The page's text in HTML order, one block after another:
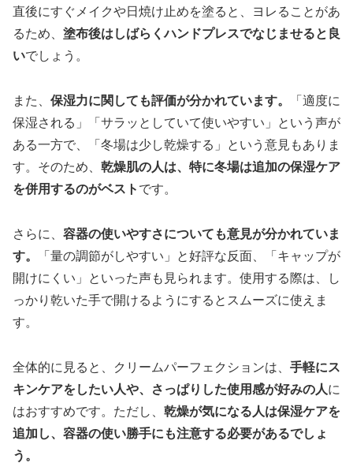
直後にすぐメイクや日焼け止めを塗ると、ヨレることがあ
るため、 塗布後はしばらくハンドプレスでなじませると良
いでしょう。
また、 保湿力に関しても評価が分かれています。
「適度に
保湿される」「サラッとしていて使いやすい」という声が
ある一方で、「冬場は少し乾燥する」という意見もありま
す。そのため、 乾燥肌の人は、特に冬場は追加の保湿ケア
を併用するのがベスト です。
さらに、 容器の使いやすさについても意見が分かれていま
す。
「量の調節がしやすい」と好評な反面、「キャップが
開けにくい」といった声も見られます。使用する際は、し
っかり乾いた手で開けるようにするとスムーズに使えま
す。
全体的に見ると、クリームパーフェクションは、 手軽にス
キンケアをしたい人や、さっぱりした使用感が好みの人に
はおすすめです。ただし、 乾燥が気になる人は保湿ケアを
追加し、容器の使い勝手にも注意する必要があるでしょ
う。